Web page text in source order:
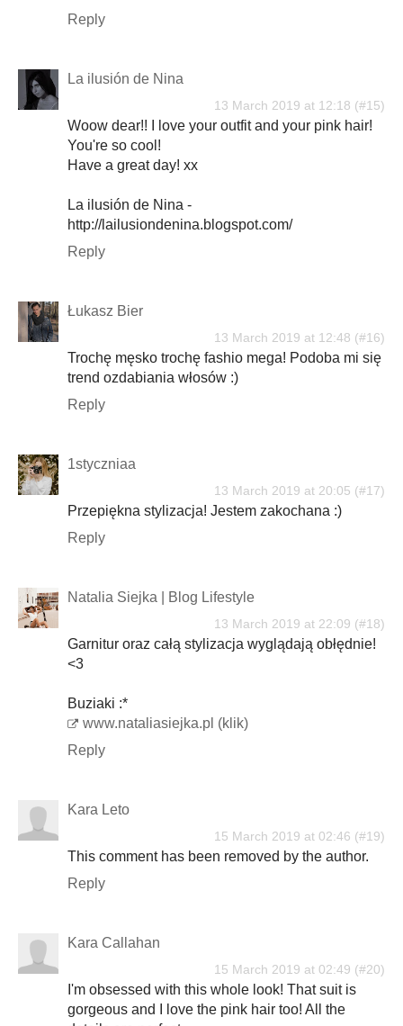
Reply
La ilusión de Nina
13 March 2019 at 12:18
Woow dear!! I love your outfit and your pink hair!
You're so cool!
Have a great day! xx
La ilusión de Nina -
http://lailusiondenina.blogspot.com/
Reply
Łukasz Bier
13 March 2019 at 12:48
Trochę męsko trochę fashio mega! Podoba mi się
trend ozdabiania włosów :)
Reply
1styczniaa
13 March 2019 at 20:05
Przepiękna stylizacja! Jestem zakochana :)
Reply
Natalia Siejka | Blog Lifestyle
13 March 2019 at 22:09
Garnitur oraz całą stylizacja wyglądają obłędnie!
<3
Buziaki :*
www.nataliasiejka.pl (klik)
Reply
Kara Leto
15 March 2019 at 02:46
This comment has been removed by the author.
Reply
Kara Callahan
15 March 2019 at 02:49
I'm obsessed with this whole look! That suit is
gorgeous and I love the pink hair too! All the